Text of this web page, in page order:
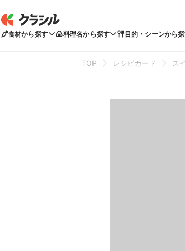
食材から探す 料理名から探す 目的・シーンから
TOP レシピカード ス